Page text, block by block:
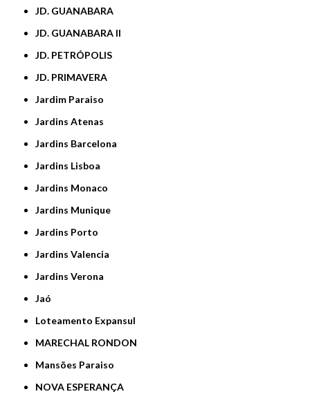
JD. GUANABARA
JD. GUANABARA II
JD. PETRÓPOLIS
JD. PRIMAVERA
Jardim Paraiso
Jardins Atenas
Jardins Barcelona
Jardins Lisboa
Jardins Monaco
Jardins Munique
Jardins Porto
Jardins Valencia
Jardins Verona
Jaó
Loteamento Expansul
MARECHAL RONDON
Mansões Paraiso
NOVA ESPERANÇA